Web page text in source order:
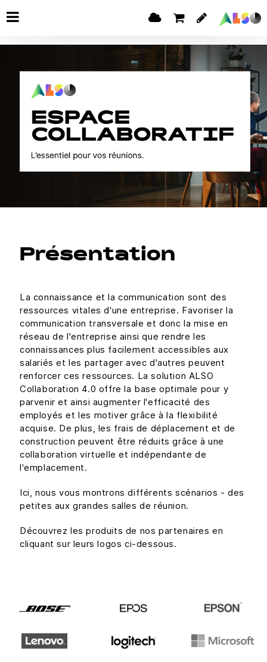
Présentation
La connaissance et la communication sont des
ressources vitales d'une entreprise. Favoriser la
communication transversale et donc la mise en
réseau de l'entreprise ainsi que rendre les
connaissances plus facilement accessibles aux
salariés et les partager avec d'autres peuvent
renforcer ces ressources. La solution ALSO
Collaboration 4.0 offre la base optimale pour y
parvenir et ainsi augmenter l'efficacité des
employés et les motiver grâce à la flexibilité
acquise. De plus, les frais de déplacement et de
construction peuvent être réduits grâce à une
collaboration virtuelle et indépendante de
l'emplacement.
Ici, nous vous montrons différents scénarios - des
petites aux grandes salles de réunion.
Découvrez les produits de nos partenaires en
cliquant sur leurs logos ci-dessous.